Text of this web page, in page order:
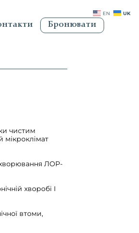
Бронювати
чистим
мікроклімат
ЛОР-
хворобі I
втоми,
EN UK